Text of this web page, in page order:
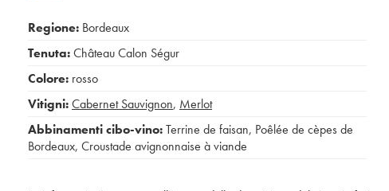
Regione: Bordeaux
Tenuta:Château Calon Ségur
Colore: rosso
Vitigni:Cabernet Sauvignon, Merlot
Abbinamenti cibo-vino:Terrine de faisan, Poêlée de cèpes de
Bordeaux, Croustade avignonnaise à viande